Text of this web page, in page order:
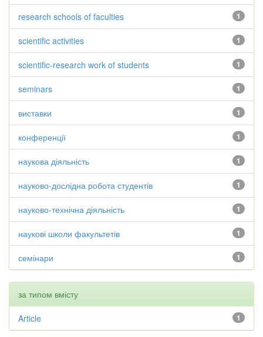
1
research schools of faculties
1
scientific activities
1
scientific-research work of students
1
seminars
1
виставки
1
конференції
1
наукова діяльність
1
науково-дослідна робота студентів
1
науково-технічна діяльність
1
наукові школи факультетів
1
семінари
за типом вмісту
1
Article